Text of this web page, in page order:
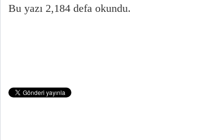
Bu yazı 2,184 defa okundu.